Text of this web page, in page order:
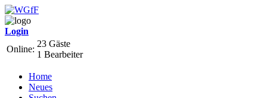
Login
Online:
23 Gäste
1 Bearbeiter
Home
Neues